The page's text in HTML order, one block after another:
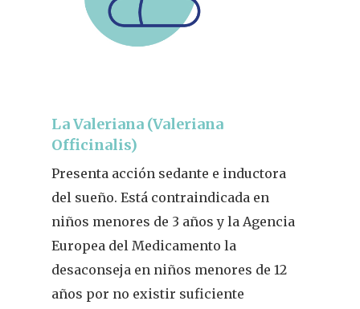
La Valeriana (Valeriana
Officinalis)
Presenta acción sedante e inductora
del sueño. Está contraindicada en
niños menores de 3 años y la Agencia
Europea del Medicamento la
desaconseja en niños menores de 12
años por no existir suficiente